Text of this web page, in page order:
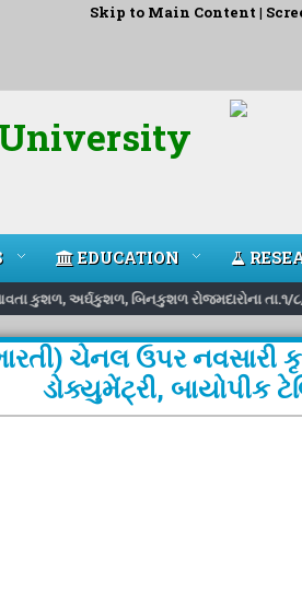
Skip to Main Content |
EDUCATION
કુશળ, અર્ઘકુશળ, બિનકુશળ રોજમદારોના તા.૧/
ચેનલ ઉપર નવસારી
ડોક્યુમેંટ્રી, બાયોપીક